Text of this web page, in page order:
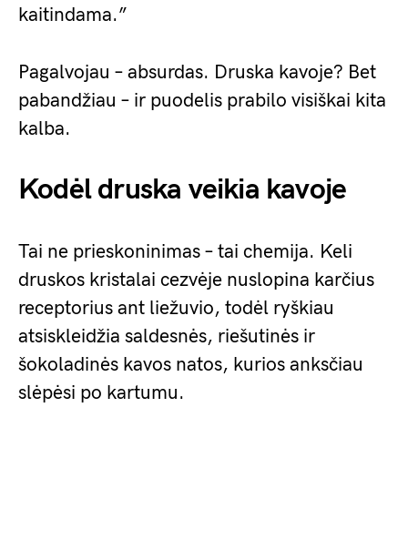
kaitindama.”
Pagalvojau – absurdas. Druska kavoje? Bet
pabandžiau – ir puodelis prabilo visiškai kita
kalba.
Kodėl druska veikia kavoje
Tai ne prieskoninimas – tai chemija. Keli
druskos kristalai cezvėje nuslopina karčius
receptorius ant liežuvio, todėl ryškiau
atsiskleidžia saldesnės, riešutinės ir
šokoladinės kavos natos, kurios anksčiau
slėpėsi po kartumu.